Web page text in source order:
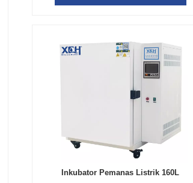
Inkubator Pemanas Listrik 160L